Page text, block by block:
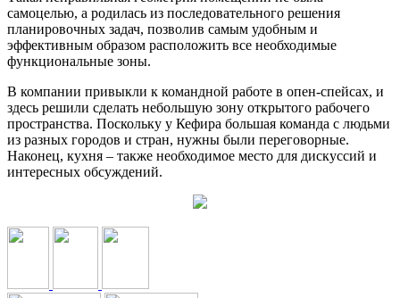
самоцелью, а родилась из последовательного решения
планировочных задач, позволив самым удобным и
эффективным образом расположить все необходимые
функциональные зоны.
В компании привыкли к командной работе в опен-спейсах, и
здесь решили сделать небольшую зону открытого рабочего
пространства. Поскольку у Кефира большая команда с людьми
из разных городов и стран, нужны были переговорные.
Наконец, кухня – также необходимое место для дискуссий и
интересных обсуждений.